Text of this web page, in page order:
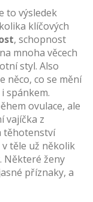
to výsledek
klíčových
, schopnost
mnoha věcech
styl. Also
něco, co se mění
spánkem.
ovulace, ale
vajíčka z
těhotenství
těle už několik
Některé ženy
příznaky, a